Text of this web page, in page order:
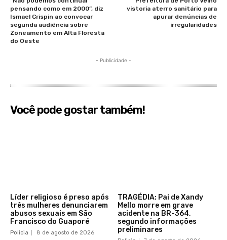
pensando como em 2000”, diz
Ismael Crispin ao convocar
segunda audiência sobre
Zoneamento em Alta Floresta
do Oeste
vistoria aterro sanitário para
apurar denúncias de
irregularidades
- Publicidade -
Você pode gostar também!
Líder religioso é preso após
três mulheres denunciarem
abusos sexuais em São
Francisco do Guaporé
Policia 8 de agosto de 2026
TRAGÉDIA: Pai de Xandy
Mello morre em grave
acidente na BR-364,
segundo informações
preliminares